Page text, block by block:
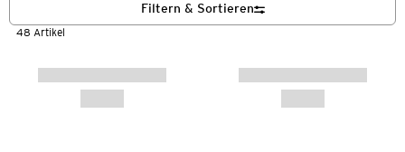
48 Artikel
Filtern & Sortieren